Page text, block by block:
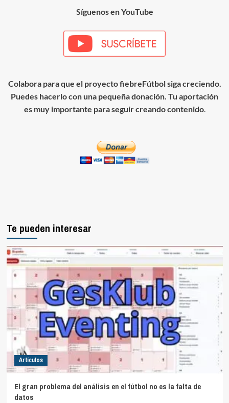
Síguenos en YouTube
Colabora para que el proyecto fiebreFútbol siga creciendo.
Puedes hacerlo con una pequeña donación. Tu aportación
es muy importante para seguir creando contenido.
Te pueden interesar
Artículos
El gran problema del análisis en el fútbol no es la falta de
datos